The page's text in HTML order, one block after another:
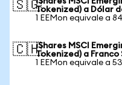
🇸🇬Tokenized) a Dólar
1 EEMon equivale a
🇨🇭iShares MSCI
Tokenized) a Franco
1 EEMon equivale a